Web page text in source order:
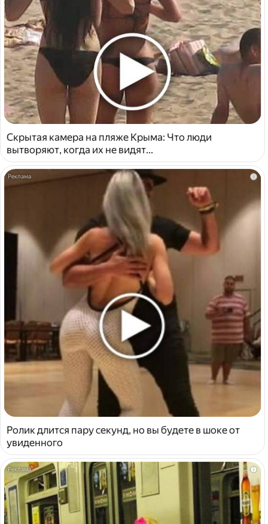
Скрытая камера на пляже Крыма: Что люди
вытворяют, когда их не видят...
i
Ролик длится пару секунд, но вы будете в шоке от
увиденного
i